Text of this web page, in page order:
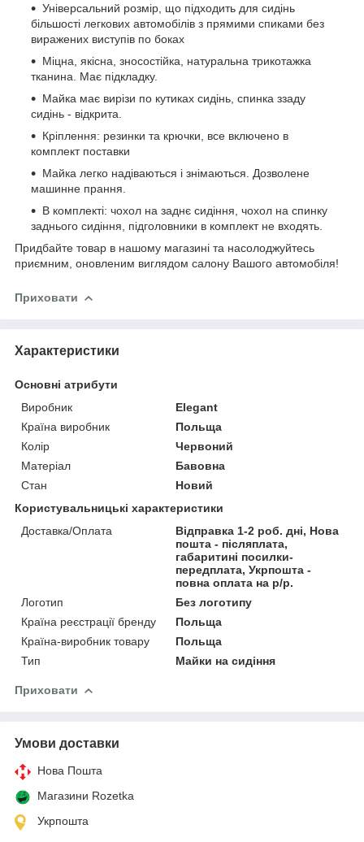
Універсальний розмір, що підходить для сидінь
більшості легкових автомобілів з прямими спиками без
виражених виступів по боках
Міцна, якісна, зносостійка, натуральна трикотажка
тканина. Має підкладку.
Майка має вирізи по кутиках сидінь, спинка ззаду
сидінь - відкрита.
Кріплення: резинки та крючки, все включено в
комплект поставки
Майка легко надіваються і знімаються. Дозволене
машинне прання.
В комплекті: чохол на заднє сидіння, чохол на спинку
заднього сидіння, підголовники в комплект не входять.
Придбайте товар в нашому магазині та насолоджуйтесь
приємним, оновленим виглядом салону Вашого автомобіля!
Приховати
Характеристики
Основні атрибути
Виробник
Elegant
Країна виробник
Польща
Колір
Червоний
Матеріал
Бавовна
Стан
Новий
Користувальницькі характеристики
Доставка/Оплата
Відправка 1-2 роб. дні, Нова
пошта - післяплата,
габаритині посилки-
передплата, Укрпошта -
повна оплата на р/р.
Логотип
Без логотипу
Країна реєстрації бренду
Польща
Країна-виробник товару
Польща
Тип
Майки на сидіння
Приховати
Умови доставки
Нова Пошта
Магазини Rozetka
Укрпошта